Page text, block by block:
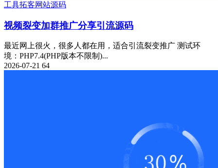
工具拓客网站源码
视频裂变加群推广分享引流源码
最近网上很火，很多人都在用，适合引流裂变推广 测试环
境：PHP7.4(PHP版本不限制)...
2026-07-21 64